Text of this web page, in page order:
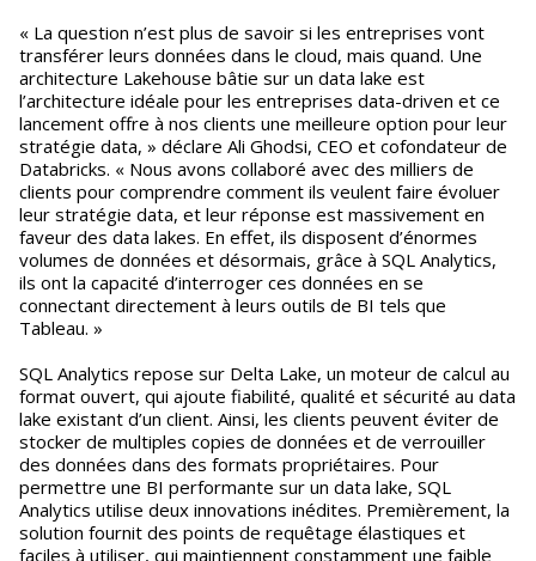
« La question n’est plus de savoir si les entreprises vont
transférer leurs données dans le cloud, mais quand. Une
architecture Lakehouse bâtie sur un data lake est
l’architecture idéale pour les entreprises data-driven et ce
lancement offre à nos clients une meilleure option pour leur
stratégie data, » déclare Ali Ghodsi, CEO et cofondateur de
Databricks. « Nous avons collaboré avec des milliers de
clients pour comprendre comment ils veulent faire évoluer
leur stratégie data, et leur réponse est massivement en
faveur des data lakes. En effet, ils disposent d’énormes
volumes de données et désormais, grâce à SQL Analytics,
ils ont la capacité d’interroger ces données en se
connectant directement à leurs outils de BI tels que
Tableau. »
SQL Analytics repose sur Delta Lake, un moteur de calcul au
format ouvert, qui ajoute fiabilité, qualité et sécurité au data
lake existant d’un client. Ainsi, les clients peuvent éviter de
stocker de multiples copies de données et de verrouiller
des données dans des formats propriétaires. Pour
permettre une BI performante sur un data lake, SQL
Analytics utilise deux innovations inédites. Premièrement, la
solution fournit des points de requêtage élastiques et
faciles à utiliser, qui maintiennent constamment une faible